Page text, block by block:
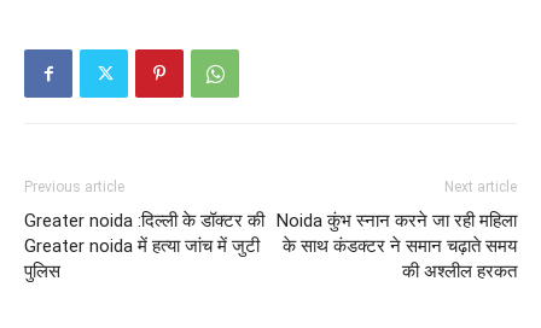
Previous article
Greater noida :दिल्ली के डॉक्टर की
Greater noida में हत्या जांच में जुटी
पुलिस
Next article
Noida कुंभ स्नान करने जा रही महिला
के साथ कंडक्टर ने समान चढ़ाते समय
की अश्लील हरकत